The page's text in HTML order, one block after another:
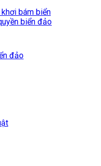
bám biển
biển đảo
đảo